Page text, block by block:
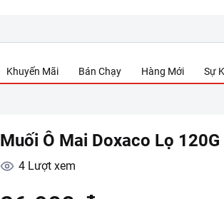
Khuyến Mãi Bán Chạy Hàng Mới Sự
Muối Ô Mai Doxaco Lọ 120G
4 Lượt xem